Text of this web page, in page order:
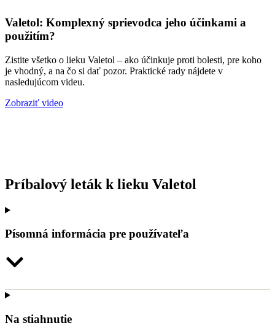
Valetol: Komplexný sprievodca jeho účinkami a
použitím?
Zistite všetko o lieku Valetol – ako účinkuje proti bolesti, pre koho
je vhodný, a na čo si dať pozor. Praktické rady nájdete v
nasledujúcom videu.
Zobraziť video
Príbalový leták k lieku Valetol
Písomná informácia pre používateľa
Na stiahnutie